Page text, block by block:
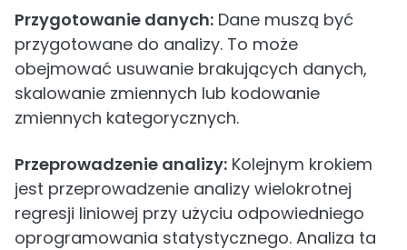
Przygotowanie danych: Dane muszą być
przygotowane do analizy. To może
obejmować usuwanie brakujących danych,
skalowanie zmiennych lub kodowanie
zmiennych kategorycznych.
Przeprowadzenie analizy: Kolejnym krokiem
jest przeprowadzenie analizy wielokrotnej
regresji liniowej przy użyciu odpowiedniego
oprogramowania statystycznego. Analiza ta